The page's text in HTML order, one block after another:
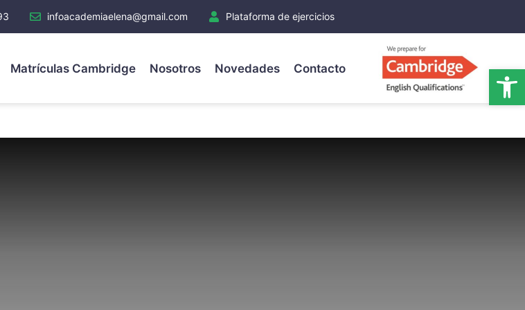
infoacademiaelena@gmail.com Plataforma de ejercicios
Matrículas Cambridge Nosotros Novedades Contacto